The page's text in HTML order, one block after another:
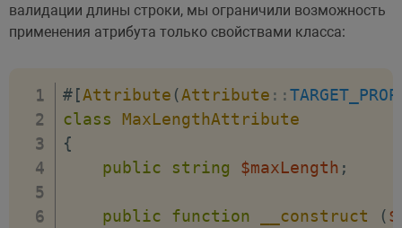
валидации длины строки, мы ограничили возможность
применения атрибута только свойствами класса:
#[Attribute (Attribute ::
class
MaxLengthAttribute
{
public
string $maxLength ;
public function __construct (